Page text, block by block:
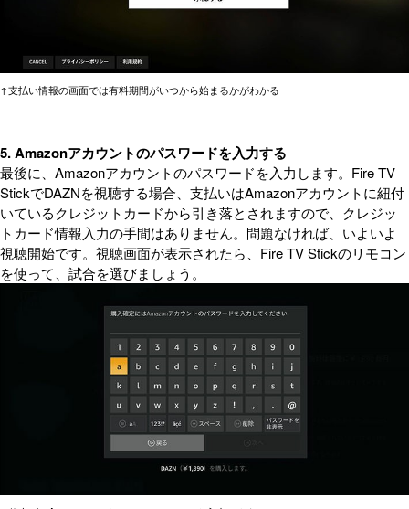
↑支払い情報の画面では有料期間がいつから始まるかがわかる
5. Amazonアカウントのパスワードを入力する
最後に、Amazonアカウントのパスワードを入力します。Fire TV
StickでDAZNを視聴する場合、支払いはAmazonアカウントに紐付
いているクレジットカードから引き落とされますので、クレジッ
トカード情報入力の手間はありません。問題なければ、いよいよ
視聴開始です。視聴画面が表示されたら、Fire TV Stickのリモコン
を使って、試合を選びましょう。